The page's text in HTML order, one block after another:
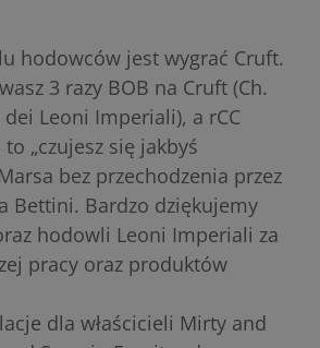
hodowców jest wygrać Cruft.
3 razy BOB na Cruft (Ch.
Leoni Imperiali), a rCC
„czujesz się jakbyś
bez przechodzenia przez
Bettini. Bardzo dziękujemy
hodowli Leoni Imperiali za
pracy oraz produktów
dla właścicieli Mirty and